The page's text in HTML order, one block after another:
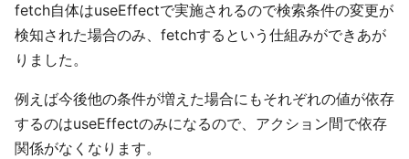
fetch自体はuseEffectで実施されるので検索条件の変更が
検知された場合のみ、fetchするという仕組みができあが
りました。
例えば今後他の条件が増えた場合にもそれぞれの値が依存
するのはuseEffectのみになるので、アクション間で依存
関係がなくなります。